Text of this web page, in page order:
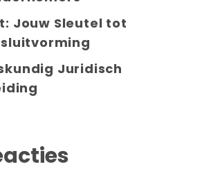
Jouw Sleutel tot
Juridisch